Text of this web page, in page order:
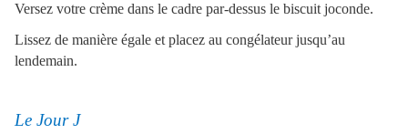
Versez votre crème dans le cadre par-dessus le biscuit joconde.
Lissez de manière égale et placez au congélateur jusqu’au
lendemain.
Le Jour J